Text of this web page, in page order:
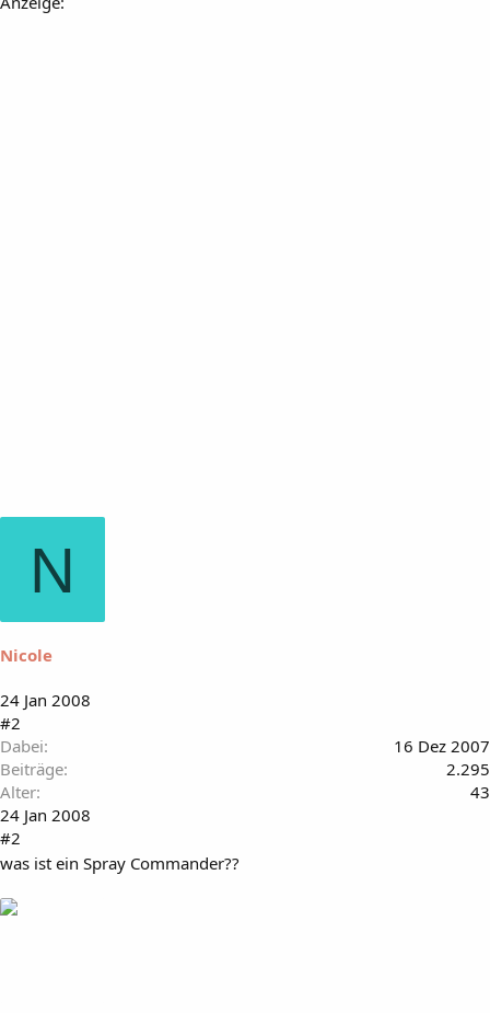
N
Nicole
24 Jan 2008
#2
Dabei
16 Dez 2007
Beiträge
2.295
Alter
43
24 Jan 2008
#2
was ist ein Spray Commander??